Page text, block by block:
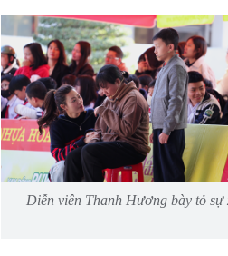
Diễn viên Thanh Hương bày tỏ